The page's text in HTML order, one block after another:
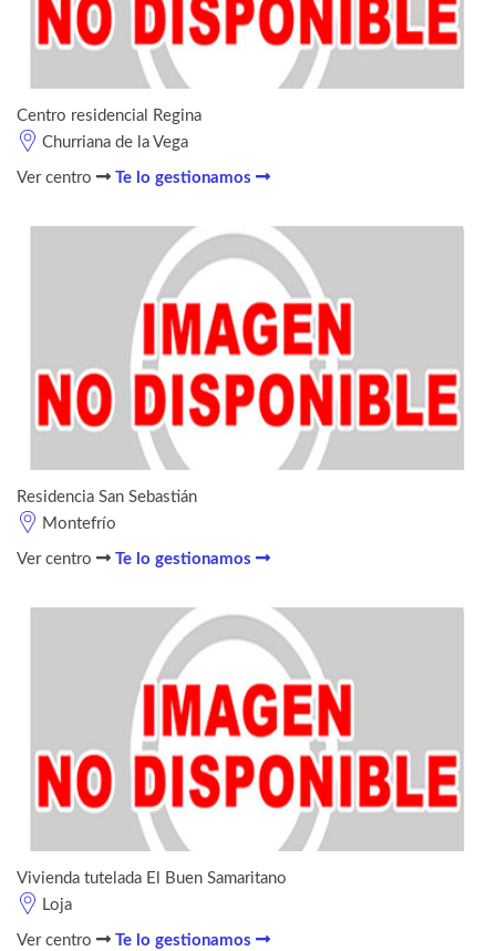
Centro residencial Regina
Churriana de la Vega
Ver centro Te lo gestionamos
Residencia San Sebastián
Montefrío
Ver centro Te lo gestionamos
Vivienda tutelada El Buen Samaritano
Loja
Ver centro Te lo gestionamos